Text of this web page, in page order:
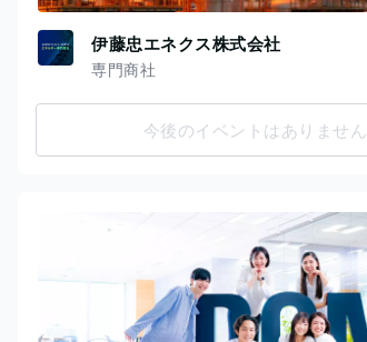
伊藤忠エネクス株式会社
専門商社
今後のイベントはありません